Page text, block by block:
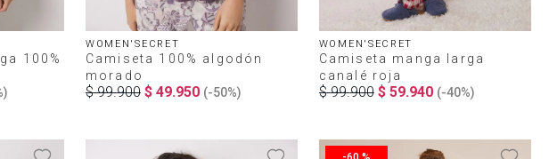
100%
)
WOMEN'SECRET
Camiseta 100% algodón
morado
$ 99.900 $ 49.950 (-50%)
WOMEN'SECRET
Camiseta manga larga
canalé roja
$ 99.900 $ 59.940 (-40%)